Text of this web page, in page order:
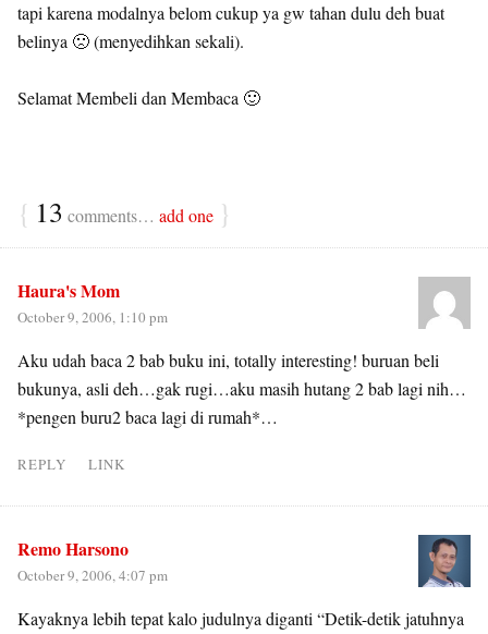
tapi karena modalnya belom cukup ya gw tahan dulu deh buat
belinya 🙁 (menyedihkan sekali).
Selamat Membeli dan Membaca 🙂
{ 13 comments… add one }
Haura's Mom
October 9, 2006, 1:10 pm
Aku udah baca 2 bab buku ini, totally interesting! buruan beli
bukunya, asli deh…gak rugi…aku masih hutang 2 bab lagi nih…
*pengen buru2 baca lagi di rumah*…
REPLY LINK
Remo Harsono
October 9, 2006, 4:07 pm
Kayaknya lebih tepat kalo judulnya diganti “Detik-detik jatuhnya